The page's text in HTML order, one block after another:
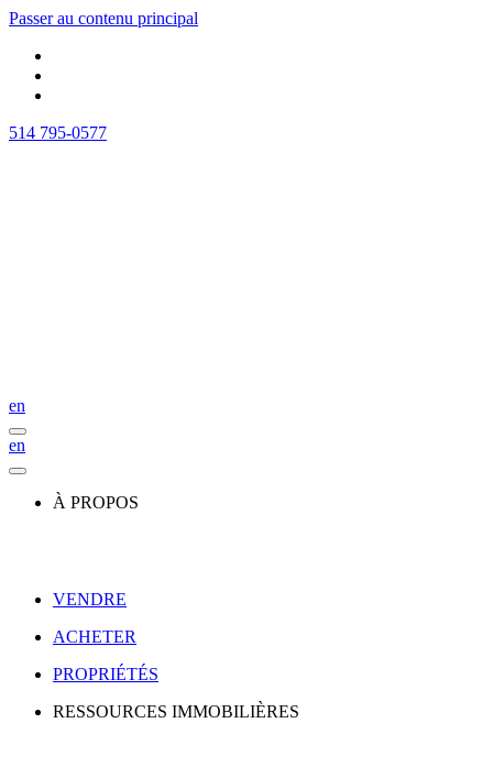
Passer au contenu principal
514 795-0577
en
en
À PROPOS
VENDRE
ACHETER
PROPRIÉTÉS
RESSOURCES IMMOBILIÈRES